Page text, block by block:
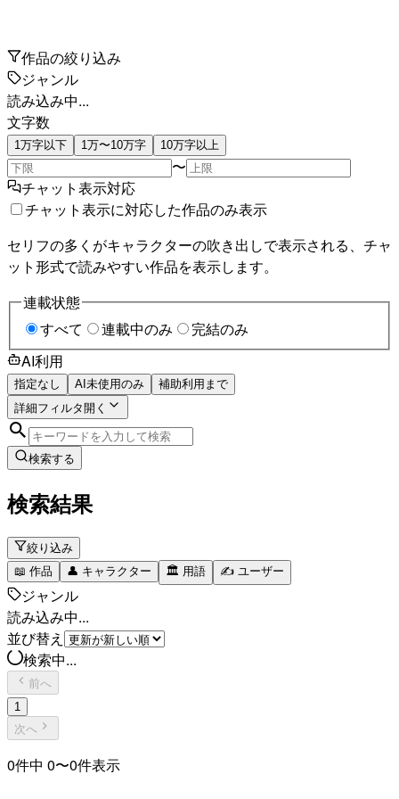
作品の絞り込み
ジャンル
読み込み中...
文字数
1万字以下 1万〜10万字 10万字以上
〜
チャット表示対応
チャット表示に対応した作品のみ表示
セリフの多くがキャラクターの吹き出しで表示される、チャ
ット形式で読みやすい作品を表示します。
連載状態
すべて
連載中のみ
完結のみ
AI利用
指定なし AI未使用のみ
補助利用まで
詳細フィルタ開く
検索する
検索結果
絞り込み
📖 作品 👤 キャラクター 🏛️ 用語 ✍️ ユーザー
ジャンル
読み込み中...
並び替え
検索中...
前へ
1
次へ
0件中 0〜0件表示